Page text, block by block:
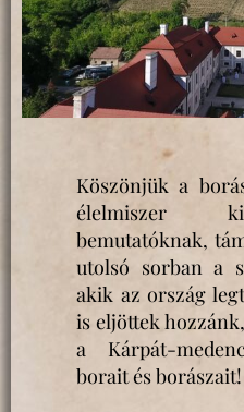
Köszönjük a
élelmiszer
bemutatóknak,
utolsó sorban a
akik az ország
is eljöttek
a Kárpát-
borait és